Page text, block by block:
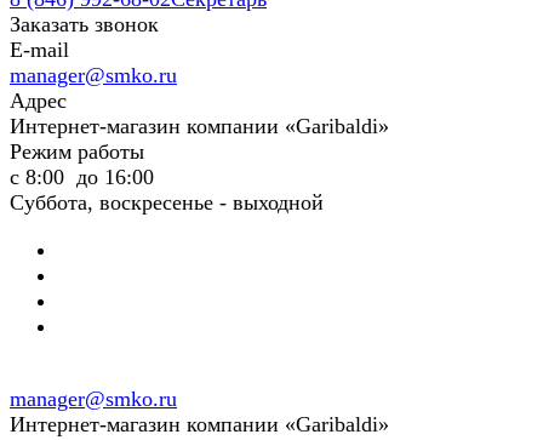
Заказать звонок
E-mail
manager@smko.ru
Адрес
Интернет-магазин компании «Garibaldi»
Режим работы
с 8:00 до 16:00
Суббота, воскресенье - выходной
manager@smko.ru
Интернет-магазин компании «Garibaldi»